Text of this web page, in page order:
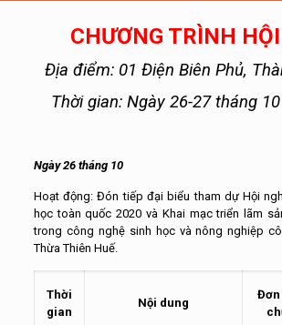
CHƯƠNG TRÌNH
Địa điểm: 01 Điện Biên Phủ,
Thời gian: Ngày 26-27 tháng
Ngày 26 tháng 10
Hoạt động: Đón tiếp đại biểu tham dự Hội
học toàn quốc 2020 và Khai mạc triển lãm
trong công nghệ sinh học và nông nghiệp
Thừa Thiên Huế.
Thời
gian
Nội dung
Đơn